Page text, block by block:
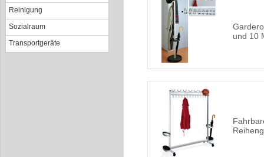
Reinigung
Sozialraum
Transportgeräte
und 10